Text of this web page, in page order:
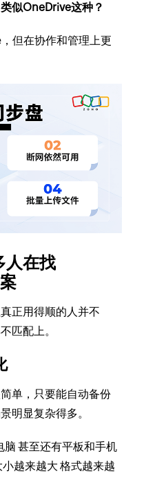
似OneDrive这种？
但在协作和管理上更
人在找
正用得顺的人并不
匹配上。
单，只要能自动备份
明显复杂得多。
脑 甚至还有平板和手机
越来越大 格式越来越